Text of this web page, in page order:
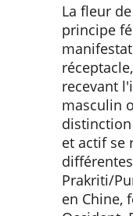
La fleur
principe
recevant
masculin
et actif se
Prakriti/
en Chine,